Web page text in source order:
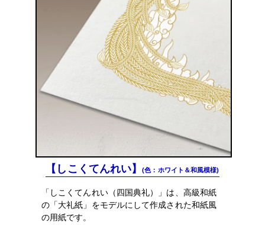
【しこくてんれい】(色：ホワイト＆和風模様)
「しこくてんれい（四国典礼）」は、高級和紙
の「大礼紙」をモデルにして作成された和紙風
の用紙です。